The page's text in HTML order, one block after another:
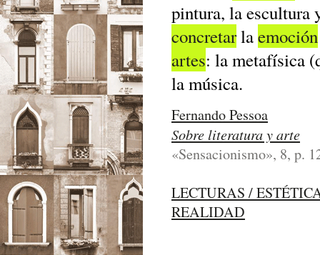
pintura, la escultura
concretarlaemoción
artes: la metafísica
la música.
Fernando Pessoa
Sobre literatura y arte
«Sensacionismo», 8, p.
LECTURAS /
REALIDAD